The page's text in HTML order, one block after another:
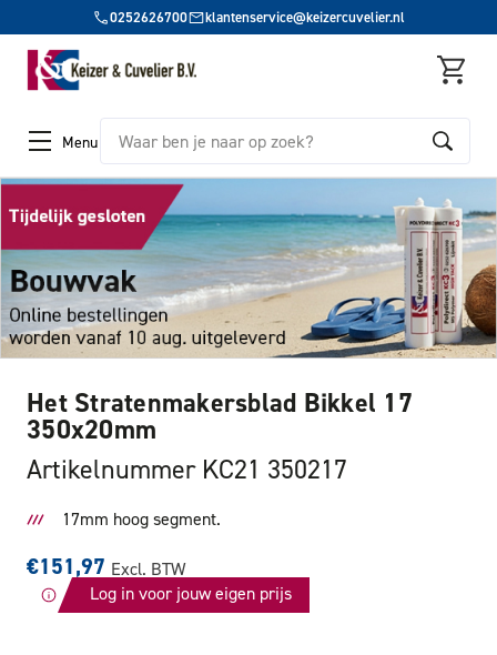
0252626700 klantenservice@keizercuvelier.nl
Menu Zoeken
Het Stratenmakersblad Bikkel 17
350x20mm
Artikelnummer KC21 350217
17mm hoog segment.
€151,97 Excl. BTW
Log in voor jouw eigen prijs